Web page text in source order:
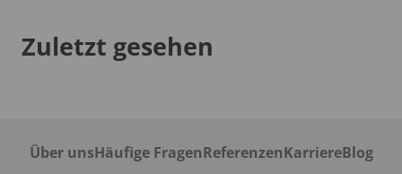
Zuletzt gesehen
Über unsHäufige FragenReferenzenKarriereBlog